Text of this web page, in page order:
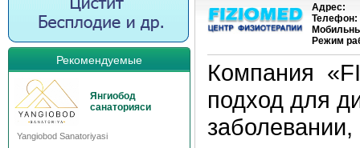
Рекомендуемые
Янгиобод
санаторияси
Yangiobod Sanatoriyasi
Адрес:
Телефон:
Режим
Компания
подход для